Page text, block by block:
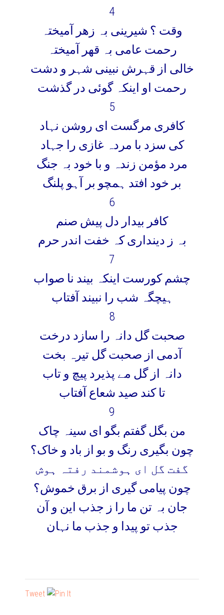
4
وقت ؟ شیرینی بہ زھر آمیختہ
رحمت عامی بہ قھر آمیختہ
خالی از قہرش نبینی شہر و دشت
رحمت او اینکہ گوئی در گذشت
5
کافری مرگست ای روشن نہاد
کی سزد با مردہ غازی را جہاد
مرد مؤمن زندہ و با خود بہ جنگ
بر خود افتد ہمچو بر آہو پلنگ
6
کافر بیدار دل پیش صنم
بہ ز دینداری کہ خفت اندر حرم
7
چشم کورست اینکہ بیند نا صواب
ہیچگہ شب را نبیند آفتاب
8
صحبت گل دانہ را سازد درخت
آدمی از صحبت گل تیرہ بخت
دانہ از گل مے پذیرد پیچ و تاب
تا کند صید شعاع آفتاب
9
من بگل گفتم بگو ای سینہ چاک
چون بگیری رنگ و بو از باد و خاک؟
گفت گل ای ہوشمند رفتہ ہوش
چون پیامی گیری از برق خموش؟
جان بہ تن ما را ز جذب این و آن
جذب تو پیدا و جذب ما نہان
Tweet